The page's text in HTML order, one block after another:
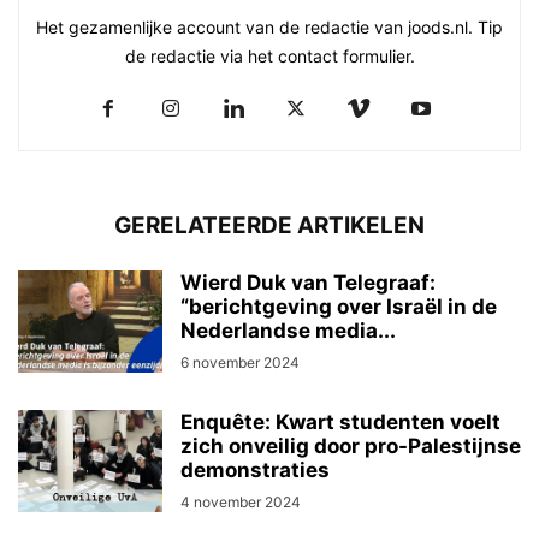
Het gezamenlijke account van de redactie van joods.nl. Tip
de redactie via het contact formulier.
GERELATEERDE ARTIKELEN
Wierd Duk van Telegraaf:
“berichtgeving over Israël in de
Nederlandse media...
6 november 2024
Enquête: Kwart studenten voelt
zich onveilig door pro-Palestijnse
demonstraties
4 november 2024